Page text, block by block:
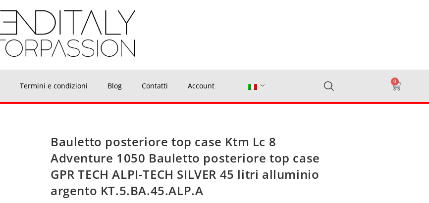
Termini e condizioni Blog Contatti Account 0
Bauletto posteriore top case Ktm Lc 8
Adventure 1050 Bauletto posteriore top case
GPR TECH ALPI-TECH SILVER 45 litri alluminio
argento KT.5.BA.45.ALP.A